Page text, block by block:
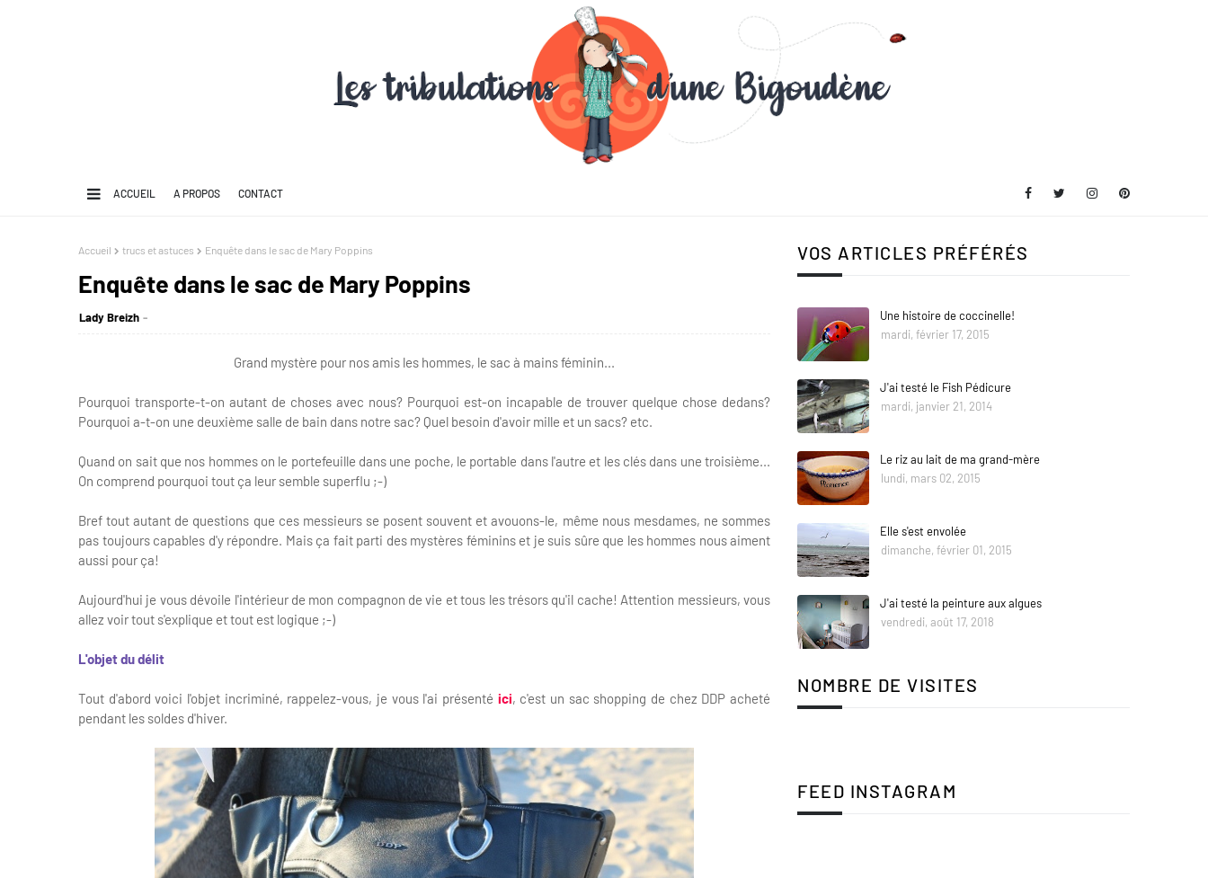
ACCUEIL A PROPOS CONTACT
Accueil trucs et astuces Enquête dans le sac de Mary Poppins
Enquête dans le sac de Mary Poppins
Lady Breizh
Grand mystère pour nos amis les hommes, le sac à mains féminin...
Pourquoi transporte-t-on autant de choses avec nous? Pourquoi est-on incapable de trouver quelque chose dedans?
Pourquoi a-t-on une deuxième salle de bain dans notre sac? Quel besoin d'avoir mille et un sacs? etc.
Quand on sait que nos hommes on le portefeuille dans une poche, le portable dans l'autre et les clés dans une troisième...
On comprend pourquoi tout ça leur semble superflu ;-)
Bref tout autant de questions que ces messieurs se posent souvent et avouons-le, même nous mesdames, ne sommes
pas toujours capables d'y répondre. Mais ça fait parti des mystères féminins et je suis sûre que les hommes nous aiment
aussi pour ça!
Aujourd'hui je vous dévoile l'intérieur de mon compagnon de vie et tous les trésors qu'il cache! Attention messieurs, vous
allez voir tout s'explique et tout est logique ;-)
L'objet dudélit
Tout d'abord voici l'objet incriminé, rappelez-vous, je vous l'ai présenté ici, c'est un sac shopping de chez DDP acheté
pendant les soldes d'hiver.
VOS ARTICLES PRÉFÉRÉS
Une histoire de coccinelle!
mardi, février 17, 2015
J'ai testé le Fish Pédicure
mardi, janvier 21, 2014
Le riz au lait de ma grand-mère
lundi, mars 02, 2015
Elle s'est envolée
dimanche, février 01, 2015
J'ai testé la peinture aux algues
vendredi, août 17, 2018
NOMBRE DE VISITES
FEED INSTAGRAM